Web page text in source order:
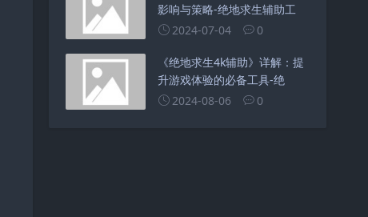
影响与策略-绝地求生辅助工
2024-07-04
0
《绝地求生4k辅助》详解：提
升游戏体验的必备工具-绝
2024-08-06
0